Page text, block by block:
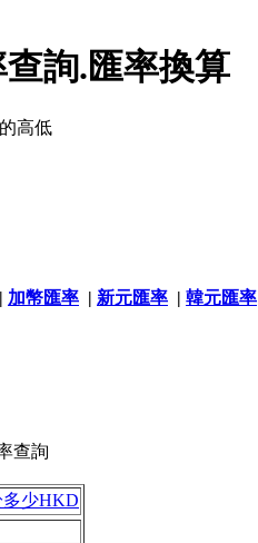
詢.匯率換算
高低
| 加幣匯率 | 新元匯率 | 韓元匯率
查詢
多少HKD